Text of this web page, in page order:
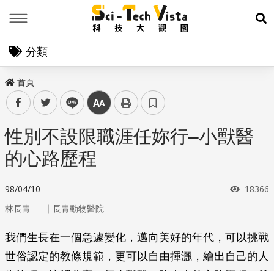
展
分類
首頁
facebooktwitter line 中
性別不設限職涯任妳行–小獸醫
的心路歷程
98/04/10 瀏覽次
18366
林長青 ｜ 長青動物醫院
我們生長在一個急遽變化，邁向美好的年代，可以挑戰
世俗認定的教條規範，更可以自由揮灑，繪出自己的人